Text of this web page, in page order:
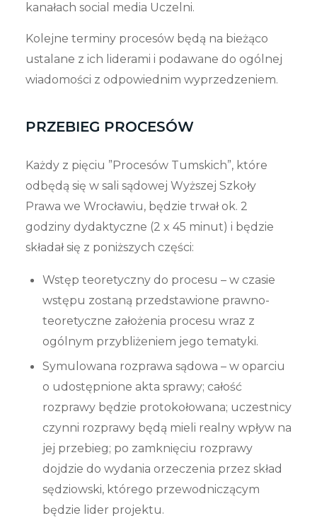
kanałach social media Uczelni.
Kolejne terminy procesów będą na bieżąco
ustalane z ich liderami i podawane do ogólnej
wiadomości z odpowiednim wyprzedzeniem.
PRZEBIEG PROCESÓW
Każdy z pięciu ”Procesów Tumskich”, które
odbędą się w sali sądowej Wyższej Szkoły
Prawa we Wrocławiu, będzie trwał ok. 2
godziny dydaktyczne (2 x 45 minut) i będzie
składał się z poniższych części:
Wstęp teoretyczny do procesu – w czasie
wstępu zostaną przedstawione prawno-
teoretyczne założenia procesu wraz z
ogólnym przybliżeniem jego tematyki.
Symulowana rozprawa sądowa – w oparciu
o udostępnione akta sprawy; całość
rozprawy będzie protokołowana; uczestnicy
czynni rozprawy będą mieli realny wpływ na
jej przebieg; po zamknięciu rozprawy
dojdzie do wydania orzeczenia przez skład
sędziowski, którego przewodniczącym
będzie lider projektu.